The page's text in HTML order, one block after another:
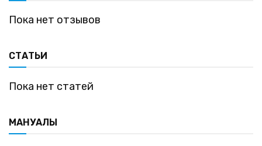
Пока нет отзывов
СТАТЬИ
Пока нет статей
МАНУАЛЫ